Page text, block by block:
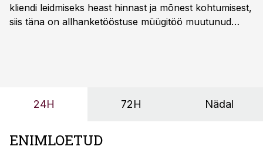
kliendi leidmiseks heast hinnast ja mõnest kohtumisest,
siis täna on allhanketööstuse müügitöö muutunud
24H 72H Nädal
ENIMLOETUD